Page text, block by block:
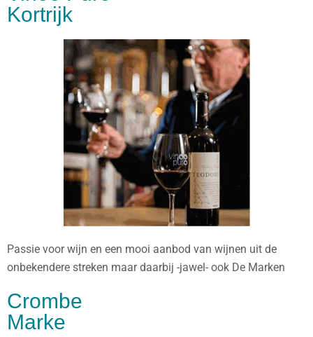
Kortrijk
Passie voor wijn en een mooi aanbod van wijnen uit de
onbekendere streken maar daarbij -jawel- ook De Marken
Crombe
Marke